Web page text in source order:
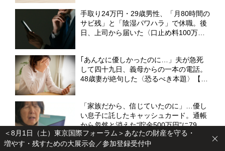
＜8月1日（土）東京国際フォーラム＞あなたの財産を守る・
増やす・残すための大展示会／参加登録受付中
手取り24万円・29歳男性、「月80時間の
サビ残」と「陰湿パワハラ」で休職。後
日、上司から届いた〈口止め料100万
｢あんなに優しかったのに…」夫が急死
して四十九日、義母からの一本の電話。
48歳妻が絶句した〈恐るべき本題〉【弁
「家族だから、信じていたのに」…優し
い息子に託したキャッシュカード。通帳
から忽然と消えた“貯金500万円”に79歳
母、愕然【CFPの助言】